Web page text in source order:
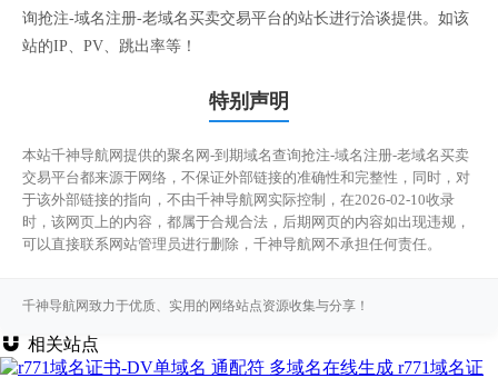
询抢注-域名注册-老域名买卖交易平台的站长进行洽谈提供。如该
站的IP、PV、跳出率等！
特别声明
本站千神导航网提供的聚名网-到期域名查询抢注-域名注册-老域名买卖
交易平台都来源于网络，不保证外部链接的准确性和完整性，同时，对
于该外部链接的指向，不由千神导航网实际控制，在2026-02-10收录
时，该网页上的内容，都属于合规合法，后期网页的内容如出现违规，
可以直接联系网站管理员进行删除，千神导航网不承担任何责任。
千神导航网致力于优质、实用的网络站点资源收集与分享！
相关站点
r771域名证